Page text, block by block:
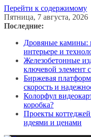
Перейти к содержимому
Пятница, 7 августа, 2026
Последние:
Дровяные камины:
интерьере и
Железобетонные
ключевой элемент
Биржевая
скорость и
Колорфул
коробка?
Проекты
идеями и ценами